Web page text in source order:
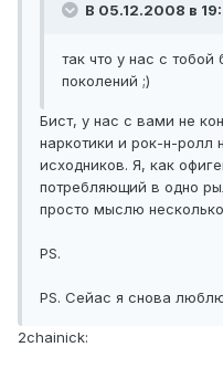
В 05.12.2008 в
так что у нас с тобой
поколений ;)
Бист, у нас с вами не
наркотики и рок-н-ролл
исходников. Я, как
потребляющий в одно
просто мыслю
PS.
PS. Сейас я снова
2chainick: